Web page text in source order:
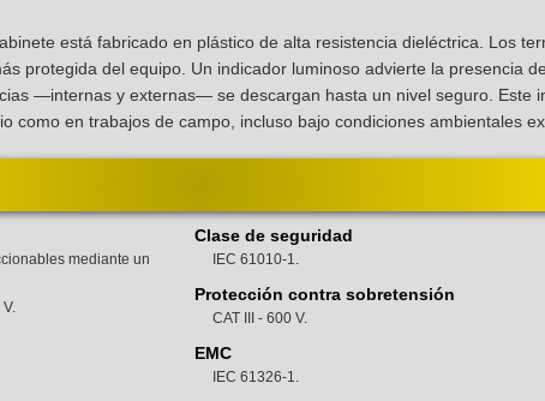
está fabricado en plástico de alta resistencia dieléctrica. Los
protegida del equipo. Un indicador luminoso advierte la presencia
—internas y externas— se descargan hasta un nivel seguro. Este
como en trabajos de campo, incluso bajo condiciones ambientales
mediante un
Clase de seguridad
IEC 61010-1.
Protección contra sobretensión
CAT III - 600 V.
EMC
IEC 61326-1.